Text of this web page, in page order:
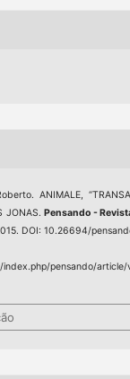
ANIMALE,
JONAS.Pensando -
DOI: 10.26694/
index.php/pensando/